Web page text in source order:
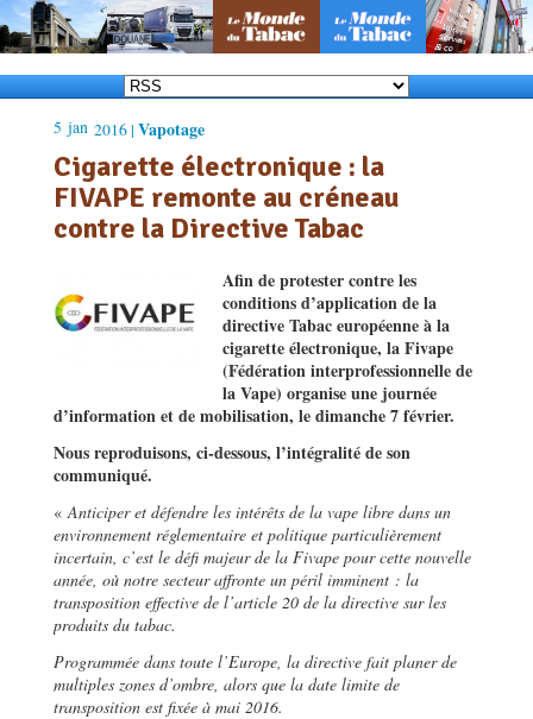
5 jan 2016 | Vapotage
Cigarette électronique : la
FIVAPE remonte au créneau
contre la Directive Tabac
Afin de protester contre les
conditions d’application de la
directive Tabac européenne à la
cigarette électronique, la Fivape
(Fédération interprofessionnelle de
la Vape) organise une journée
d’information et de mobilisation, le dimanche 7 février.
Nous reproduisons, ci-dessous, l’intégralité de son
communiqué.
« Anticiper et défendre les intérêts de la vape libre dans un
environnement réglementaire et politique particulièrement
incertain, c’est le défi majeur de la Fivape pour cette nouvelle
année, où notre secteur affronte un péril imminent : la
transposition effective de l’article 20 de la directive sur les
produits du tabac.
Programmée dans toute l’Europe, la directive fait planer de
multiples zones d’ombre, alors que la date limite de
transposition est fixée à mai 2016.